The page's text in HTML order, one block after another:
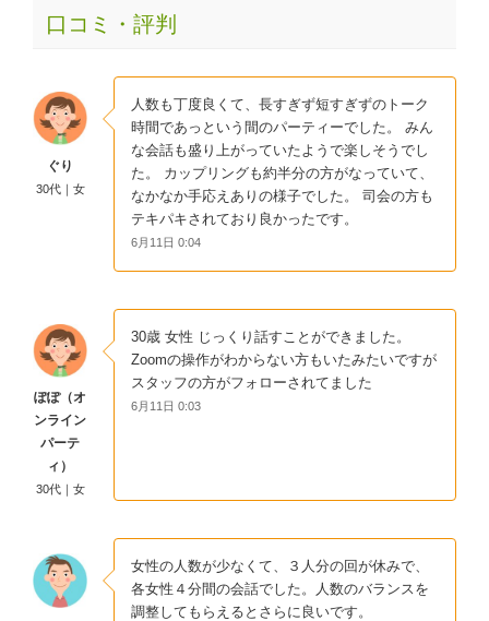
口コミ・評判
ぐり
30代｜女
人数も丁度良くて、長すぎず短すぎずのトーク
時間であっという間のパーティーでした。 みん
な会話も盛り上がっていたようで楽しそうでし
た。 カップリングも約半分の方がなっていて、
なかなか手応えありの様子でした。 司会の方も
テキパキされており良かったです。
6月11日 0:04
ぽぽ（オ
ンライン
パーテ
ィ）
30代｜女
30歳 女性 じっくり話すことができました。
Zoomの操作がわからない方もいたみたいですが
スタッフの方がフォローされてました
6月11日 0:03
女性の人数が少なくて、３人分の回が休みで、
各女性４分間の会話でした。人数のバランスを
調整してもらえるとさらに良いです。